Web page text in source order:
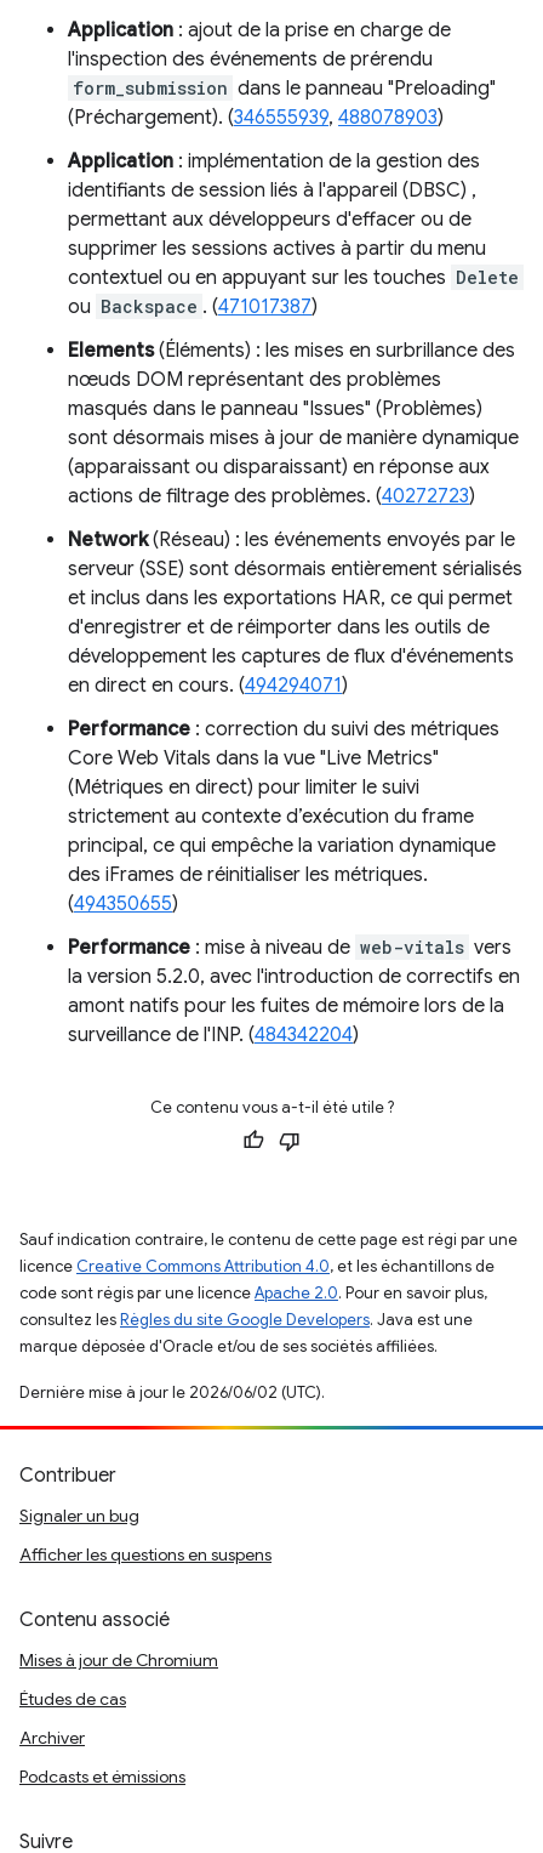
Application : ajout de la prise en charge de
l'inspection des événements de prérendu
form_submission dans le panneau "Preloading"
(Préchargement). (346555939, 488078903)
Application : implémentation de la gestion des
identifiants de session liés à l'appareil (DBSC) ,
permettant aux développeurs d'effacer ou de
supprimer les sessions actives à partir du menu
contextuel ou en appuyant sur les touches Delete
ou Backspace . (471017387)
Elements(Éléments) : les mises en surbrillance des
nœuds DOM représentant des problèmes
masqués dans le panneau "Issues" (Problèmes)
sont désormais mises à jour de manière dynamique
(apparaissant ou disparaissant) en réponse aux
actions de filtrage des problèmes. (40272723)
Network(Réseau) : les événements envoyés par le
serveur (SSE) sont désormais entièrement sérialisés
et inclus dans les exportations HAR, ce qui permet
d'enregistrer et de réimporter dans les outils de
développement les captures de flux d'événements
en direct en cours. (494294071)
Performance : correction du suivi des métriques
Core Web Vitals dans la vue "Live Metrics"
(Métriques en direct) pour limiter le suivi
strictement au contexte d’exécution du frame
principal, ce qui empêche la variation dynamique
des iFrames de réinitialiser les métriques.
(494350655)
Performance : mise à niveau de web-vitals vers
la version 5.2.0, avec l'introduction de correctifs en
amont natifs pour les fuites de mémoire lors de la
surveillance de l'INP. (484342204)
Ce contenu vous a-t-il été utile ?
Sauf indication contraire, le contenu de cette page est régi par une
licence Creative Commons Attribution 4.0, et les échantillons de
code sont régis par une licenceApache 2.0. Pour en savoir plus,
consultez lesRègles du site Google Developers. Java est une
marque déposée d'Oracle et/ou de ses sociétés affiliées.
Dernière mise à jour le 2026/06/02 (UTC).
Contribuer
Signaler un bug
Afficher les questions en suspens
Contenu associé
Mises à jour de Chromium
Études de cas
Archiver
Podcasts et émissions
Suivre